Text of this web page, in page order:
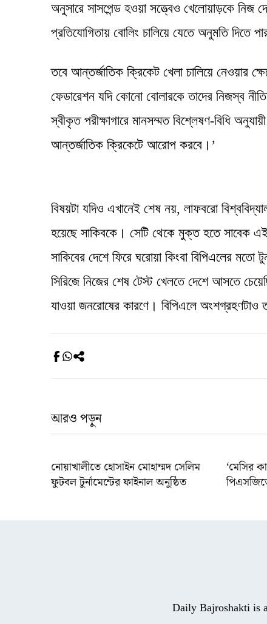
অনুসারে সাসপেন্ড হওয়া সত্ত্বেও খেলোয়াড়কে নিজ
প্রতিযোগিতায় বোলিং চালিয়ে যেতে অনুমতি দিতে
তবে আন্তর্জাতিক ক্রিকেট খেলা চালিয়ে নেওয়ার
ফেডারেশন যদি কোনো বোলারকে তাদের নিজস্ব
স্বীকৃত পরীক্ষাগারে মানসম্মত বিশ্লেষণ-বিধি
আন্তর্জাতিক ক্রিকেটে আরোপ করবে।’
বিষয়টা যদিও এখানেই শেষ নয়, লাফবরো
হয়েছে সাকিবকে। সেটি থেকে মুক্ত হতে সাবেক এই
সাকিবের দেশে ফিরে ঘরোয়া কিংবা বিপিএলের
সিরিজে নিজের শেষ টেস্ট খেলতে দেশে আসতে
যাওয়া জনরোষের কারণে। বিপিএলে অংশগ্রহণটাও
আরও পড়ুন
নোয়াখালীতে হোসাইন মোহাম্মদ সেলিম
ফুটবল টুর্নামেন্টের ফাইনাল অনুষ্ঠিত
‘মেসির
Daily Bajroshakti is